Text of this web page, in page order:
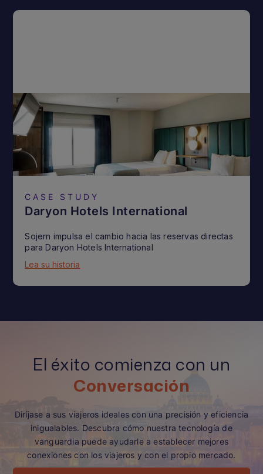
CASE STUDY
Daryon Hotels International
Sojern impulsa el cambio hacia las reservas directas
para Daryon Hotels International
Lea su historia
El éxito comienza con un
Conversación
Diríjase a sus viajeros ideales con una precisión y eficiencia
inigualables. Descubra cómo nuestra tecnología de
vanguardia puede ayudarle a establecer mejores
conexiones con los viajeros y con el propio mercado.